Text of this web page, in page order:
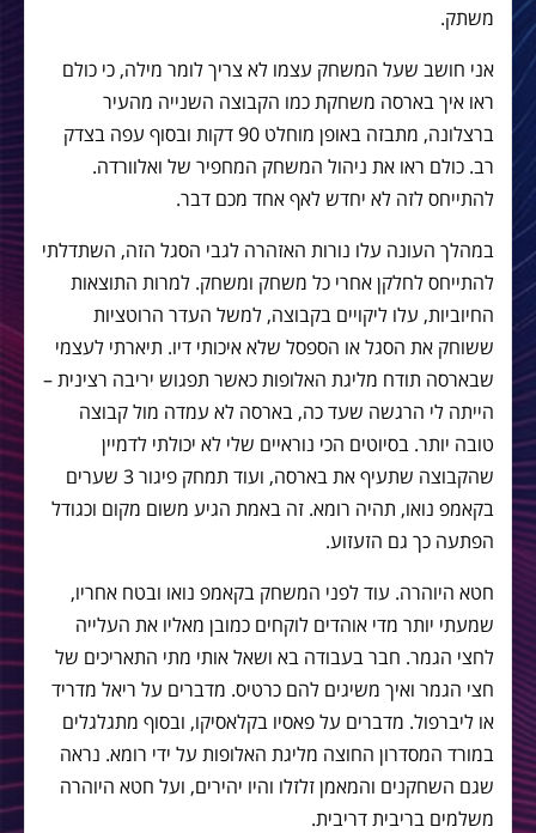
משתק.
אני חושב שעל המשחק עצמו לא צריך לומר מילה, כי כולם
ראו איך בארסה משחקת כמו הקבוצה השנייה מהעיר
ברצלונה, מתבזה באופן מוחלט 90 דקות ובסוף עפה בצדק
רב. כולם ראו את ניהול המשחק המחפיר של ואלוורדה.
להתייחס לזה לא יחדש לאף אחד מכם דבר.
במהלך העונה עלו נורות האזהרה לגבי הסגל הזה, השתדלתי
להתייחס לחלקן אחרי כל משחק ומשחק. למרות התוצאות
החיוביות, עלו ליקויים בקבוצה, למשל העדר הרוטציות
ששוחק את הסגל או הספסל שלא איכותי דיו. תיארתי לעצמי
שבארסה תודח מליגת האלופות כאשר תפגוש יריבה רצינית –
הייתה לי הרגשה שעד כה, בארסה לא עמדה מול קבוצה
טובה יותר. בסיוטים הכי נוראיים שלי לא יכולתי לדמיין
שהקבוצה שתעיף את בארסה, ועוד תמחק פיגור 3 שערים
בקאמפ נואו, תהיה רומא. זה באמת הגיע משום מקום וכגודל
הפתעה כך גם הזעזוע.
חטא היוהרה. עוד לפני המשחק בקאמפ נואו ובטח אחריו,
שמעתי יותר מדי אוהדים לוקחים כמובן מאליו את העלייה
לחצי הגמר. חבר בעבודה בא ושאל אותי מתי התאריכים של
חצי הגמר ואיך משיגים להם כרטיס. מדברים על ריאל מדריד
או ליברפול. מדברים על פאסיו בקלאסיקו, ובסוף מתגלגלים
במורד המסדרון החוצה מליגת האלופות על ידי רומא. נראה
שגם השחקנים והמאמן זלזלו והיו יהירים, ועל חטא היוהרה
משלמים בריבית דריבית.